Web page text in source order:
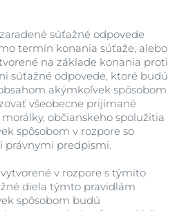
súťažné odpovede
termín konania súťaže, alebo
na základe konania proti
súťažné odpovede, ktoré budú
akýmkoľvek spôsobom
všeobecne prijímané
občianskeho spolužitia
spôsobom v rozpore so
právnymi predpismi.
v rozpore s týmito
diela týmto pravidlám
spôsobom budú